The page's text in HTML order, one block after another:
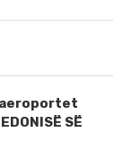
aeroportet
SË